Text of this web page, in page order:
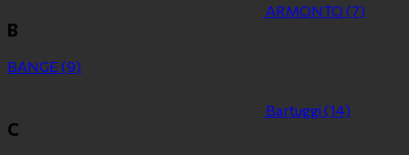
ARMONTO (7)
B
BANGE (9)
Bartuggi (14)
C